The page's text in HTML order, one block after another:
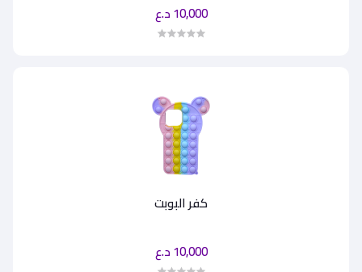
10,000 د.ع
كفر البوبت
10,000 د.ع